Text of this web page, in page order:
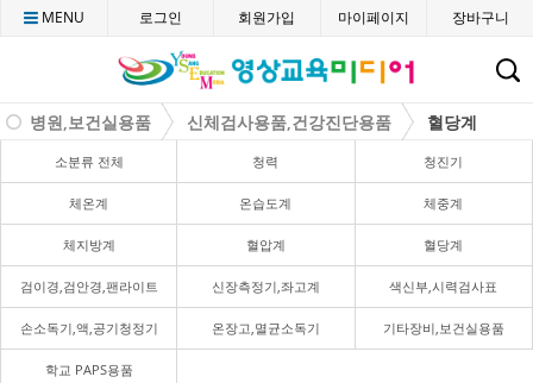
CMENU 로그인 회원가입 마이페이지 장바구니
병원,보건실용품 신체검사용품,건강진단용품 혈당계
소분류 전체 청력 청진기
체온계 온습도계 체중계
체지방계 혈압계 혈당계
검이경,검안경,팬라이트 신장측정기,좌고계 색신부,시력검사표
손소독기,액,공기청정기 온장고,멸균소독기 기타장비,보건실용품
학교 PAPS용품